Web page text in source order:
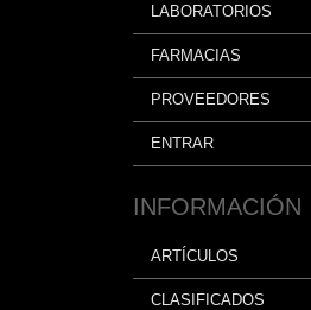
LABORATORIOS
FARMACIAS
PROVEEDORES
ENTRAR
INFORMACIÓN
ARTÍCULOS
CLASIFICADOS